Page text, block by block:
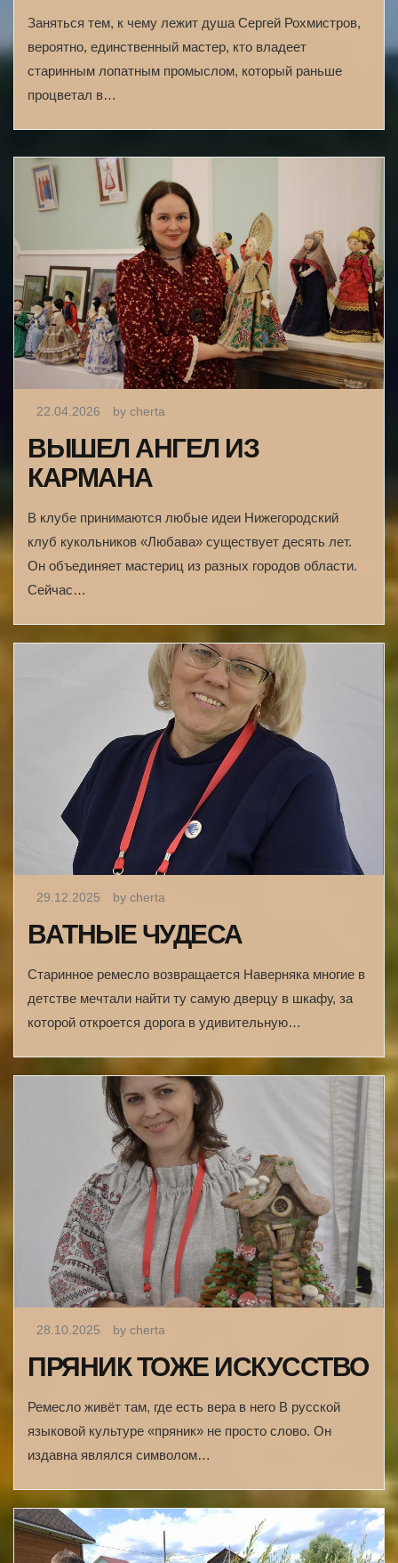
Заняться тем, к чему лежит душа Сергей Рохмистров,
вероятно, единственный мастер, кто владеет
старинным лопатным промыслом, который раньше
процветал в…
22.04.2026 by cherta
ВЫШЕЛ АНГЕЛ ИЗ
КАРМАНА
В клубе принимаются любые идеи Нижегородский
клуб кукольников «Любава» существует десять лет.
Он объединяет мастериц из разных городов области.
Сейчас…
29.12.2025 by cherta
ВАТНЫЕ ЧУДЕСА
Старинное ремесло возвращается Наверняка многие в
детстве мечтали найти ту самую дверцу в шкафу, за
которой откроется дорога в удивительную…
28.10.2025 by cherta
ПРЯНИК ТОЖЕ ИСКУССТВО
Ремесло живёт там, где есть вера в него В русской
языковой культуре «пряник» не просто слово. Он
издавна являлся символом…